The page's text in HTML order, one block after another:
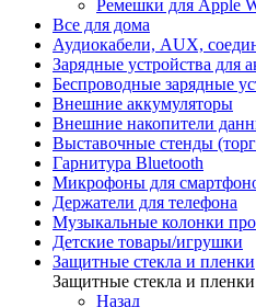
Ремешки для Apple
Все для дома
Аудиокабели, AUX,
Зарядные устройства для
Беспроводные зарядные
Внешние аккумуляторы
Внешние накопители
Выставочные стенды
Гарнитура Bluetooth
Микрофоны для
Держатели для телефона
Музыкальные колонки
Детские товары/игрушки
Защитные стекла и пленки
Защитные стекла и пленки
Назад